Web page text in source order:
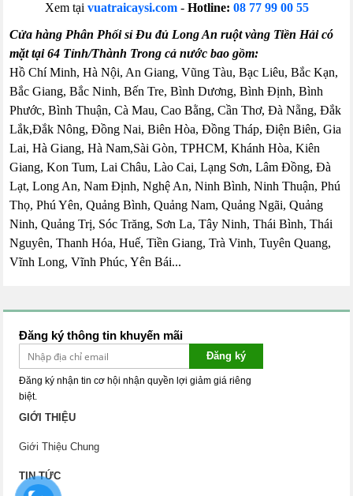
Xem tại vuatraicaysi.com- Hotline: 08 77 99 00 55
Cửa hàng Phân Phối sỉ Đu đủ Long An ruột vàng Tiền Hải có
mặt tại 64 Tỉnh/Thành Trong cả nước bao gồm:
Hồ Chí Minh, Hà Nội, An Giang, Vũng Tàu, Bạc Liêu, Bắc Kạn,
Bắc Giang, Bắc Ninh, Bến Tre, Bình Dương, Bình Định, Bình
Phước, Bình Thuận, Cà Mau, Cao Bằng, Cần Thơ, Đà Nẵng, Đắk
Lắk,Đắk Nông, Đồng Nai, Biên Hòa, Đồng Tháp, Điện Biên, Gia
Lai, Hà Giang, Hà Nam,Sài Gòn, TPHCM, Khánh Hòa, Kiên
Giang, Kon Tum, Lai Châu, Lào Cai, Lạng Sơn, Lâm Đồng, Đà
Lạt, Long An, Nam Định, Nghệ An, Ninh Bình, Ninh Thuận, Phú
Thọ, Phú Yên, Quảng Bình, Quảng Nam, Quảng Ngãi, Quảng
Ninh, Quảng Trị, Sóc Trăng, Sơn La, Tây Ninh, Thái Bình, Thái
Nguyên, Thanh Hóa, Huế, Tiền Giang, Trà Vinh, Tuyên Quang,
Vĩnh Long, Vĩnh Phúc, Yên Bái...
Đăng ký thông tin khuyến mãi
Đăng ký
Đăng ký nhận tin cơ hội nhận quyền lợi giảm giá riêng
biệt.
GIỚI THIỆU
Giới Thiệu Chung
TIN TỨC